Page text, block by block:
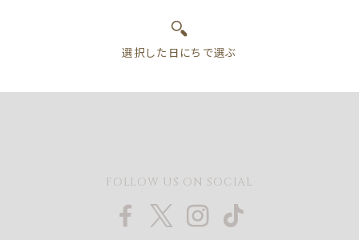
FOLLOW US ON SOCIAL